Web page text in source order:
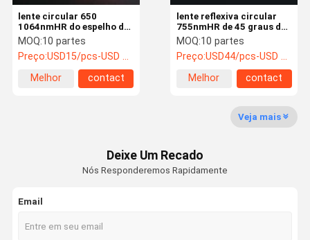
Fábrica
Controle Da
Contacte-
Lente de focalização do laser
Lente protetora do laser da fibra
lente reflexiva circular
755nmHR de 45 graus de
25.4*9.5mm para o laser
do Alexandrite
MOQ:10 partes
Preço:USD44/pcs-USD 25/pcs
Melhor
contact
lente circular 650
1064nmHR do espelho de
45 graus de 30*3mm para
a máquina do laser
MOQ:10 partes
Preço:USD15/pcs-USD 8/pcs
Melhor
contact
Veja mais
Deixe Um Recado
Nós Responderemos Rapidamente
Email